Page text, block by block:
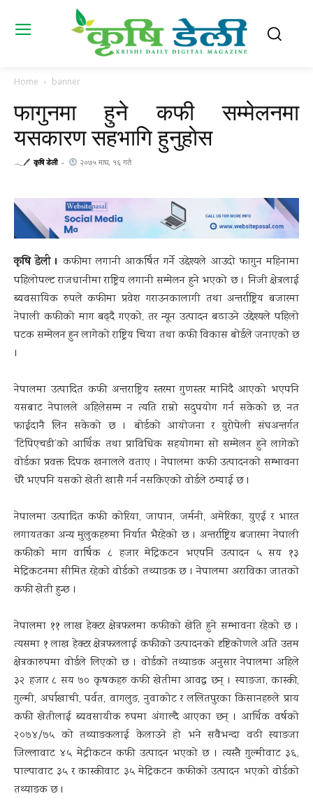
Home banner
फागुनमा हुने कफी सम्मेलनमा
यसकारण सहभागि हुनुहाेस
𓂃🖊 कृषि डेली - २०७५ माघ, १६ गते
कृषि डेली । कफीमा लगानी आकर्षित गर्ने उद्देश्यले आउदो फागुन महिनामा
पहिलोपल्ट राजधानीमा राष्ट्रिय लगानी सम्मेलन हुने भएको छ । निजी क्षेत्रलाई
ब्यवसायिक रुपले कफीमा प्रवेश गराउनकालागी तथा अन्तर्राष्ट्रिय बजारमा
नेपाली कफीको माग बढ्दै गएको, तर न्यून उत्पादन बढाउने उद्देश्यले पहिलो
पटक सम्मेलन हुन लागेको राष्ट्रिय चिया तथा कफी विकास बोर्डले जनाएको छ
।
नेपालमा उत्पादित कफी अन्तराष्ट्रिय स्तरमा गुणस्तर मानिदै आएको भएपनि
यसबाट नेपालले अहिलेसम्म न त्यति राम्रो सदुपयोग गर्न सकेको छ, नत
फाईदानै लिन सकेको छ । बोर्डको आयोजना र युरोपेली संघअन्तर्गत
‘टिपिएचडी’को आर्थिक तथा प्राविधिक सहयोगमा सो सम्मेलन हुने लागेको
वोर्डका प्रवक्त दिपक खनालले वताए । नेपालमा कफी उत्पादनको सम्भावना
धेरै भएपनि यसको खेती खासै गर्न नसकिएको वोर्डले ठम्याई छ ।
नेपालमा उत्पादित कफी कोरिया, जापान, जर्मनी, अमेरिका, युएई र भारत
लगायतका अन्य मुलुकहरुमा निर्यात भैरहेको छ । अन्तर्राष्ट्रिय बजारमा नेपाली
कफीको माग वार्षिक ८ हजार मेट्रिकटन भएपनि उत्पादन ५ सय १३
मेट्रिकटनमा सीमित रहेको वोर्डको तथ्याङक छ । नेपालमा अराविका जातको
कफी खेती हुन्छ ।
नेपालमा ११ लाख हेक्टर क्षेत्रफलमा कफीको खेति हुने सम्भावना रहेको छ ।
त्यसमा १ लाख हेक्टर क्षेत्रफललाई कफीको उत्पादनको दृष्टिकोणले अति उत्तम
क्षेत्रकारुपमा वोर्डले लिएको छ । वोर्डको तथ्याङक अनुसार नेपालमा अहिले
३२ हजार ८ सय ७० कृषकहरु कफी खेतीमा आवद्ध छन् । स्याङजा, कास्की,
गुल्मी, अर्घाखाची, पर्वत, वागलुङ, नुवाकोट र ललितपुरका किसानहरुले प्राय
कफी खेतीलाई ब्यवसायीक रुपमा अंगाल्दै आएका छन् । आर्थिक वर्षको
२०७४/७५ को तथ्याङकलाई केलाउने हो भने सवैभन्दा वढी स्याङजा
जिल्लावाट ४५ मेट्रीकटन कफी उत्पादन भएको छ । त्यस्तै गुल्मीवाट ३६,
पाल्पावाट ३५ र कास्कीवाट ३५ मेट्रिकटन कफीको उत्पादन भएको वोर्डको
तथ्याङक छ ।